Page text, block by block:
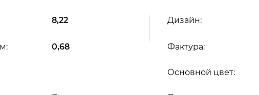
8,22
0,68
Основной цвет:
Дизайн:
Фактура: